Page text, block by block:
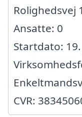
Rolighedsvej
Ansatte: 0
Startdato:
CVR: